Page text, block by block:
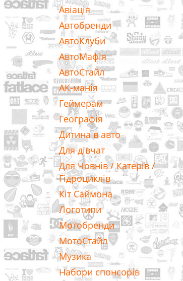
Авіація
Автобренди
АвтоКлуби
АвтоМафія
АвтоСтайл
АК-манія
Геймерам
Географія
Дитина в авто
Для дівчат
Для Човнів / Катерів /
Гідроциклів
Кіт Саймона
Логотипи
Мотобренди
МотоСтайл
Музика
Набори спонсорів